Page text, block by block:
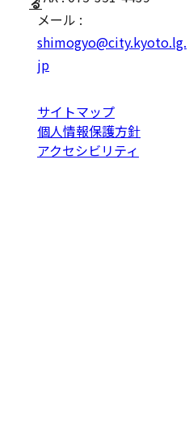
メール :
shimogyo@city.kyoto.lg.
jp
サイトマップ
個人情報保護方針
アクセシビリティ